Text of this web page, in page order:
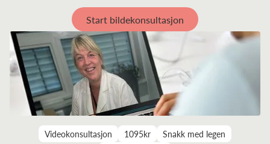
Start bildekonsultasjon
Videokonsultasjon 1095kr
Snakk med legen